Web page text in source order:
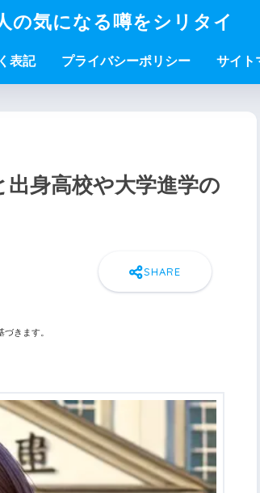
の気になる噂をシリタイ
表記 プライバシーポリシー サイト
出身高校や大学進学の
きます。